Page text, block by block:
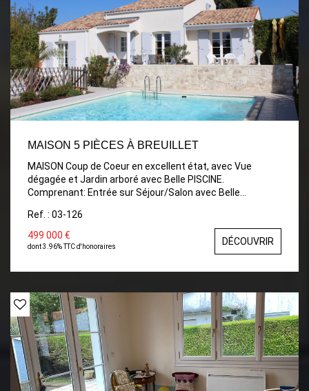
MAISON 5 PIÈCES À BREUILLET
MAISON Coup de Coeur en excellent état, avec Vue
dégagée et Jardin arboré avec Belle PISCINE.
Comprenant: Entrée sur Séjour/Salon avec Belle
Cuisine équipée et aménagée, Buanderie, Dégagement
desservant 2 Chambres avec placards, Salle d'eau avec
wc et fenêtre, Une Chambre donnant sur terrasse, salle
d'eau avec wc. BELLES TERRASSES ensoleillées, PISCINE
de 10x5 avec couverture et douche d'été Double GARAGE.
Ref. : 03-126
499 000 €
dont 3.96% TTC d'honoraires DÉCOUVRIR